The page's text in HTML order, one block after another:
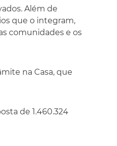
Além de
que o integram,
comunidades e os
na Casa, que
de 1.460.324